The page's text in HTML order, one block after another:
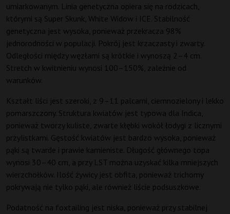
umiarkowanym. Linia genetyczna opiera się na rodzicach,
którymi są Super Skunk, White Widow i ICE. Stabilność
genetyczna jest wysoka, ponieważ przekracza 98%
jednorodności w populacji. Pokrój jest krzaczasty i zwarty.
Odległości między węzłami są krótkie i wynoszą 2–4 cm.
Stretch w kwitnieniu wynosi 100–150%, zależnie od
warunków.
Kształt liści jest szeroki, z 9–11 palcami, ciemnozielony i lekko
pomarszczony. Struktura kwiatów jest typowa dla Indica,
ponieważ tworzy kuliste, zwarte kłębki wokół łodygi z licznymi
przylistkami. Gęstość kwiatów jest bardzo wysoka, ponieważ
pąki są twarde i prawie kamieniste. Długość głównego topa
wynosi 30–40 cm, a przy LST można uzyskać kilka mniejszych
wierzchołków. Ilość żywicy jest obfita, ponieważ trichomy
pokrywają nie tylko pąki, ale również liście podsuszkowe.
Podatność na foxtailing jest niska, ponieważ przy stabilnej